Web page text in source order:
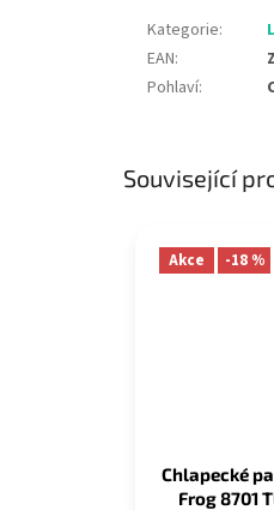
Související
Akce -18 %
Chlapecké
Frog 8701
Kategorie:
EAN:
Pohlaví: